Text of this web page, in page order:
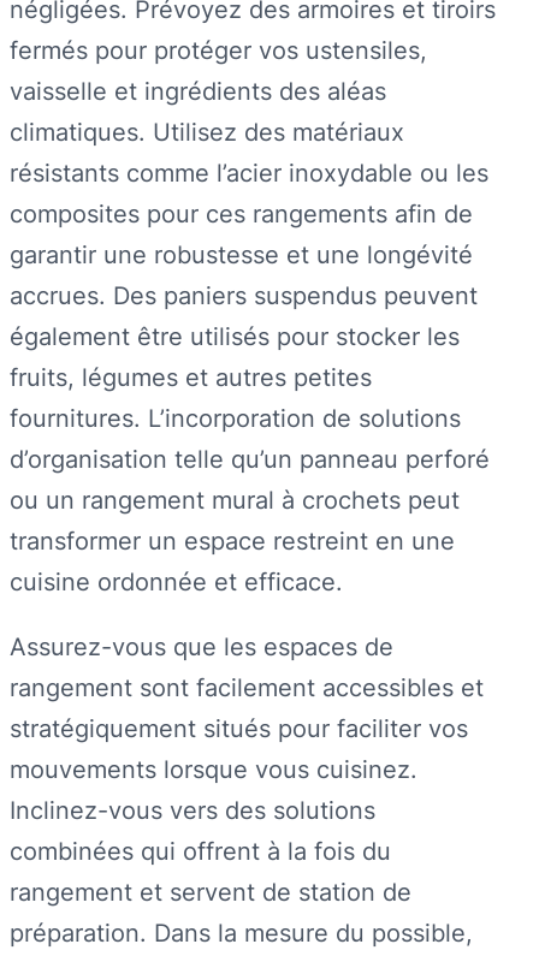
négligées. Prévoyez des armoires et tiroirs
fermés pour protéger vos ustensiles,
vaisselle et ingrédients des aléas
climatiques. Utilisez des matériaux
résistants comme l’acier inoxydable ou les
composites pour ces rangements afin de
garantir une robustesse et une longévité
accrues. Des paniers suspendus peuvent
également être utilisés pour stocker les
fruits, légumes et autres petites
fournitures. L’incorporation de solutions
d’organisation telle qu’un panneau perforé
ou un rangement mural à crochets peut
transformer un espace restreint en une
cuisine ordonnée et efficace.
Assurez-vous que les espaces de
rangement sont facilement accessibles et
stratégiquement situés pour faciliter vos
mouvements lorsque vous cuisinez.
Inclinez-vous vers des solutions
combinées qui offrent à la fois du
rangement et servent de station de
préparation. Dans la mesure du possible,